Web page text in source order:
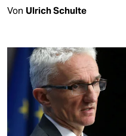
Von Ulrich Schulte